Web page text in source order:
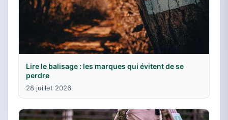
Lire le balisage : les marques qui évitent de se
perdre
28 juillet 2026